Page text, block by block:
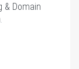
& Domain